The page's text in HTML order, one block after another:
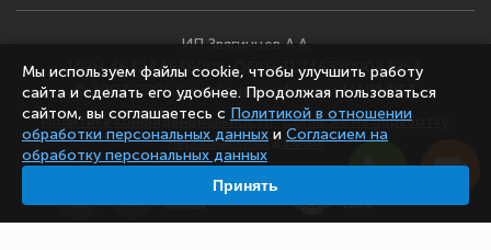
Пенза
Ростов-на-Дону
Рязань
Самара
ИП Звягинцев А.А.
ИНН 463244536009, ОГРН 317463200043254
© 2007-2026 Служба дезинфекции МАРАФЕТ
Политика конфиденциальности ·Согласие на обработку
персональных данных
Мы используем файлы cookie, чтобы улучшить работу
сайта и сделать его удобнее. Продолжая пользоваться
сайтом, вы соглашаетесь с Политикой в отношении
обработки персональных данных и Согласием на
обработку персональных данных
Принять